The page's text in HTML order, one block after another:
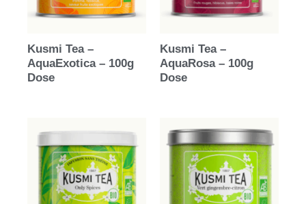
Kusmi Tea –
AquaExotica – 100g
Dose
Kusmi Tea –
AquaRosa – 100g
Dose